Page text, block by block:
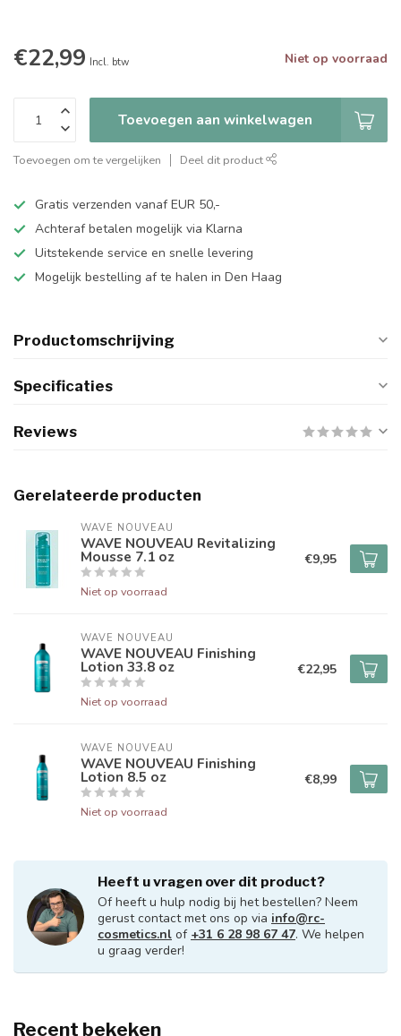
€22,99 Incl. btw Niet op voorraad
Toevoegen aan winkelwagen
Toevoegen om te vergelijken Deel dit product
Gratis verzenden vanaf EUR 50,-
Achteraf betalen mogelijk via Klarna
Uitstekende service en snelle levering
Mogelijk bestelling af te halen in Den Haag
Productomschrijving
Specificaties
Reviews
Gerelateerde producten
WAVE NOUVEAU
WAVE NOUVEAU Revitalizing
Mousse 7.1 oz
Niet op voorraad
€9,95
WAVE NOUVEAU
WAVE NOUVEAU Finishing
Lotion 33.8 oz
Niet op voorraad
€22,95
WAVE NOUVEAU
WAVE NOUVEAU Finishing
Lotion 8.5 oz
Niet op voorraad
€8,99
Heeft u vragen over dit product?
Of heeft u hulp nodig bij het bestellen? Neem
gerust contact met ons op via info@rc-
cosmetics.nl of +31 6 28 98 67 47. We helpen
u graag verder!
Recent bekeken